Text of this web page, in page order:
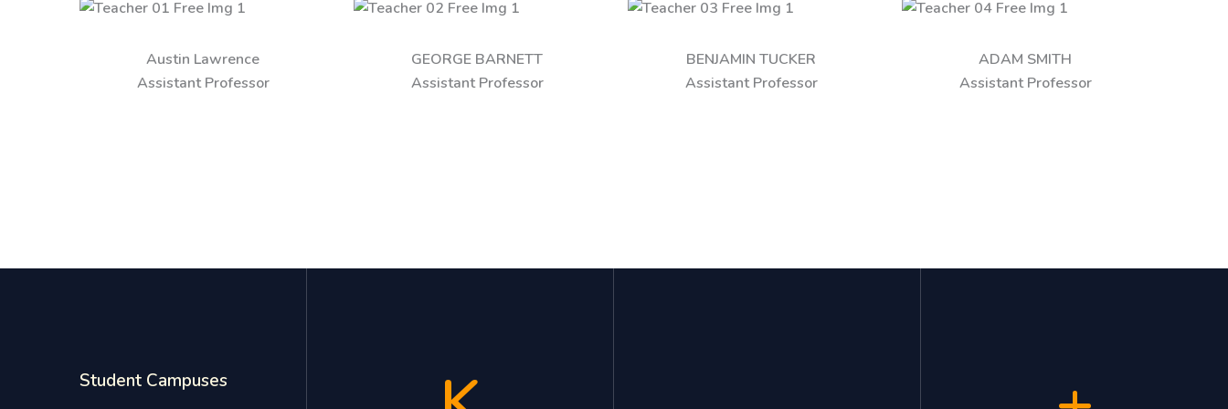
Austin Lawrence
Assistant Professor
GEORGE BARNETT
Assistant Professor
BENJAMIN TUCKER
Assistant Professor
ADAM SMITH
Assistant Professor
Student Campuses